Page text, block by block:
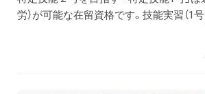
労）が可能な在留資格です。技能実習（1号